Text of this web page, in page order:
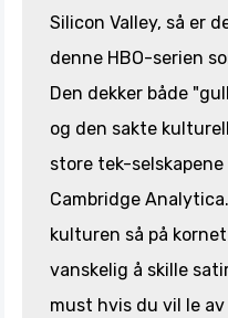
Silicon Valley, så er
denne HBO-serien
Den dekker både
og den sakte
store tek-
Cambridge
kulturen så på
vanskelig å skille
must hvis du vil le